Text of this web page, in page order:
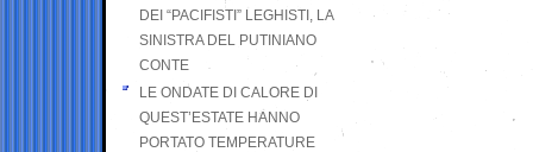
DEI “PACIFISTI” LEGHISTI, LA
SINISTRA DEL PUTINIANO
CONTE
LE ONDATE DI CALORE DI
QUEST’ESTATE HANNO
PORTATO TEMPERATURE